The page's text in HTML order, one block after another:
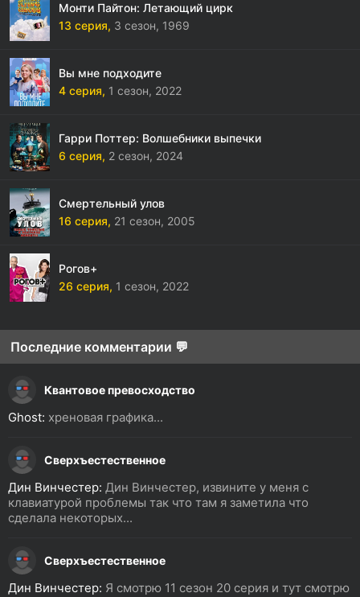
Монти Пайтон: Летающий цирк
13 серия, 3 сезон, 1969
Вы мне подходите
4 серия, 1 сезон, 2022
Гарри Поттер: Волшебники выпечки
6 серия, 2 сезон, 2024
Смертельный улов
16 серия, 21 сезон, 2005
Рогов+
26 серия, 1 сезон, 2022
Последние комментарии 💬
Квантовое превосходство
Ghost: хреновая графика...
Сверхъестественное
Дин Винчестер: Дин Винчестер, извините у меня с
клавиатурой проблемы так что там я заметила что
сделала некоторых...
Сверхъестественное
Дин Винчестер: Я смотрю 11 сезон 20 серия и тут смотрю